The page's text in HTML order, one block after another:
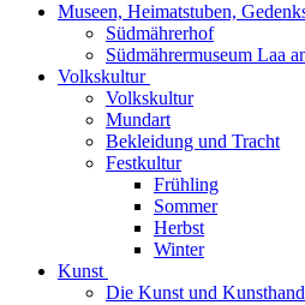
Museen, Heimatstuben,
Südmährerhof
Südmährermuseum Laa
Volkskultur
Volkskultur
Mundart
Bekleidung und Tracht
Festkultur
Frühling
Sommer
Herbst
Winter
Kunst
Die Kunst und